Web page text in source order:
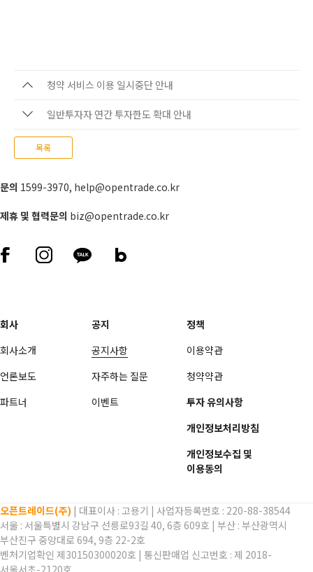
청약 서비스 이용 일시중단 안내
일반투자자 연간 투자한도 확대 안내
목록
문의 1599-3970, help@opentrade.co.kr
제휴 및 협력문의 biz@opentrade.co.kr
회사
회사소개
언론보도
파트너
공지
공지사항
자주하는 질문
이벤트
정책
이용약관
청약약관
투자 유의사항
개인정보처리방침
개인정보수집 및
이용동의
오픈트레이드(주) | 대표이사 : 고용기 | 사업자등록번호 : 220-88-38544
서울 : 서울특별시 강남구 선릉로93길 40, 6층 609호 | 부산 : 부산광역시
부산진구 중앙대로 694, 9층 22-2호
벤처기업확인 제30150300020호 | 통신판매업 신고번호 : 제 2018-
서울서초-2120호